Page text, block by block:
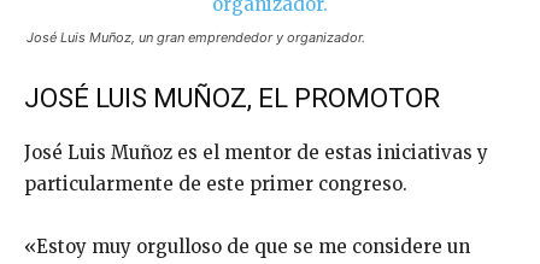
José Luis Muñoz, un gran emprendedor y organizador.
JOSÉ LUIS MUÑOZ, EL PROMOTOR
José Luis Muñoz es el mentor de estas iniciativas y
particularmente de este primer congreso.
«Estoy muy orgulloso de que se me considere un